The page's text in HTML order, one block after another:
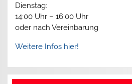
Dienstag:
14:00 Uhr – 16:00 Uhr
oder nach Vereinbarung
Weitere Infos hier!